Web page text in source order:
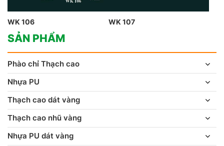
WK 106 WK 107
SẢN PHẨM
Phào chỉ Thạch cao
Nhựa PU
Thạch cao dát vàng
Thạch cao nhũ vàng
Nhựa PU dát vàng